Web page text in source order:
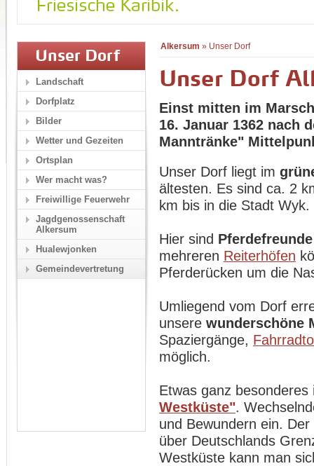
Alkersum » Unser Dorf
Unser Dorf
Einst mitten im
16. Januar 1362 nach
Manntränke"
Unser Dorf liegt im
ältesten. Es sind ca. 2
km bis in die Stadt Wyk.
Hier sind Pferdefreunde
mehreren Reiterhöfen
Pferderücken um die
Umliegend vom Dorf
unsere wunderschöne
Spaziergänge,
möglich.
Etwas ganz
Westküste".
und Bewundern ein.
über Deutschlands
Westküste kann man
Unser Dorf
Landschaft
Dorfplatz
Bilder
Wetter und Gezeiten
Ortsplan
Wer macht was?
Freiwillige Feuerwehr
Jagdgenossenschaft
Alkersum
Hualewjonken
Gemeindevertretung